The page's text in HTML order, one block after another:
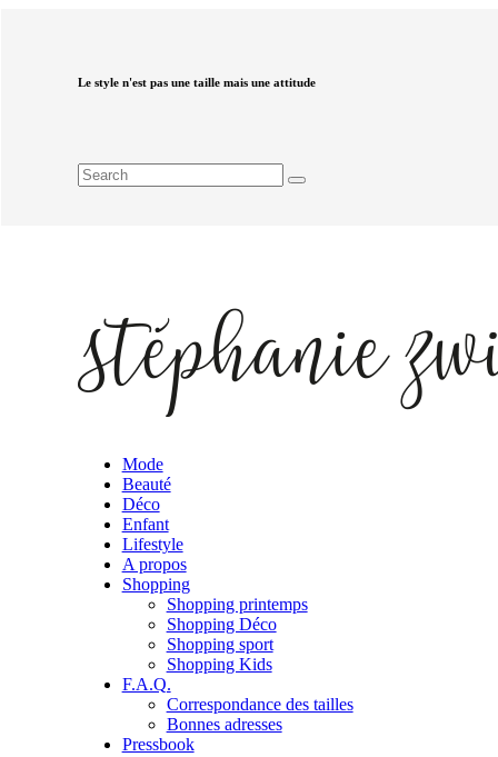
Le style n'est pas une taille mais une attitude
Mode
Beauté
Déco
Enfant
Lifestyle
A propos
Shopping
Shopping printemps
Shopping Déco
Shopping sport
Shopping Kids
F.A.Q.
Correspondance des tailles
Bonnes adresses
Pressbook